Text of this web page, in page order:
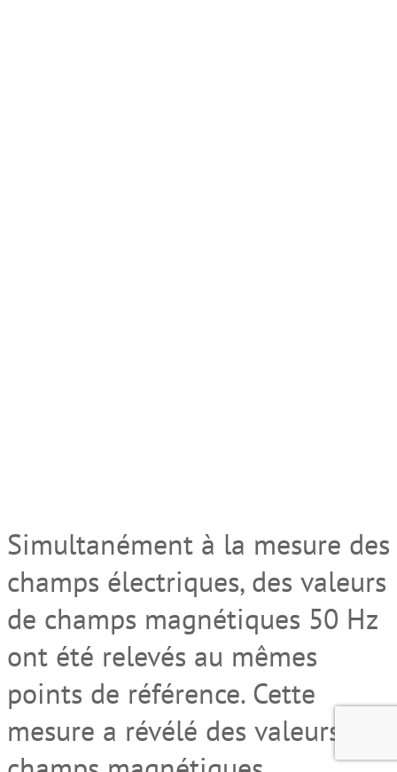
Simultanément à la mesure des
champs électriques, des valeurs
de champs magnétiques 50 Hz
ont été relevés au mêmes
points de référence. Cette
mesure a révélé des valeurs de